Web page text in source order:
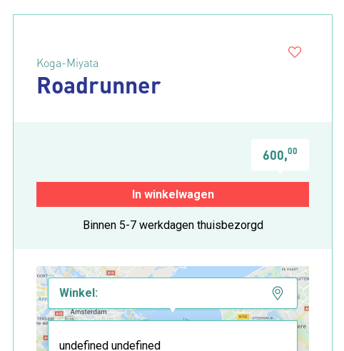
Koga-Miyata
Roadrunner
600,00
In winkelwagen
Binnen 5-7 werkdagen thuisbezorgd
Winkel:
undefined undefined